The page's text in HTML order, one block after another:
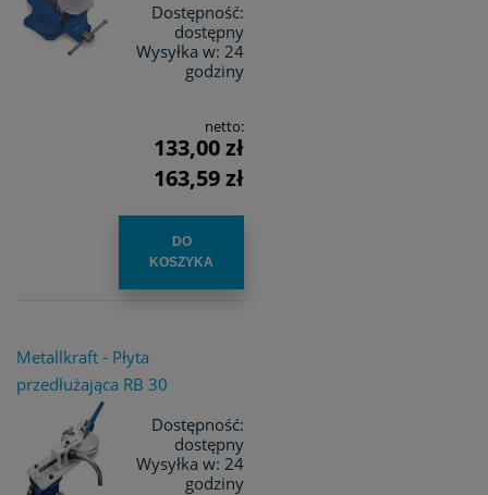
Dostępność:
dostępny
Wysyłka w: 24
godziny
netto:
133,00 zł
163,59 zł
DO
KOSZYKA
Metallkraft - Płyta
przedłużająca RB 30
Dostępność:
dostępny
Wysyłka w: 24
godziny